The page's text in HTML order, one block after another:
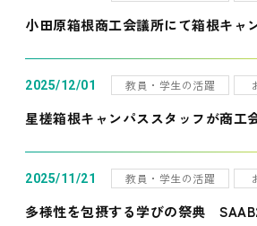
小田原箱根商工会議所にて箱根キャ
2025/12/01 教員・学生の活躍
星槎箱根キャンパススタッフが商工
2025/11/21 教員・学生の活躍
多様性を包摂する学びの祭典